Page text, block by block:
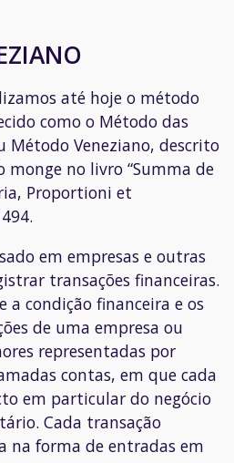
até hoje o método
como o Método das
Método Veneziano, descrito
monge no livro “Summa de
Proportioni et
em empresas e outras
transações financeiras.
a condição financeira e os
de uma empresa ou
representadas por
contas, em que cada
em particular do negócio
Cada transação
na forma de entradas em